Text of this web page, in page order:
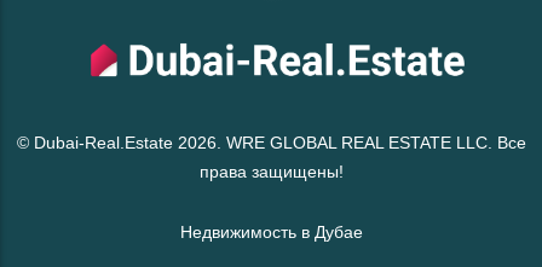
© Dubai-Real.Estate 2026. WRE GLOBAL REAL ESTATE LLC. Все
права защищены!
Недвижимость в Дубае